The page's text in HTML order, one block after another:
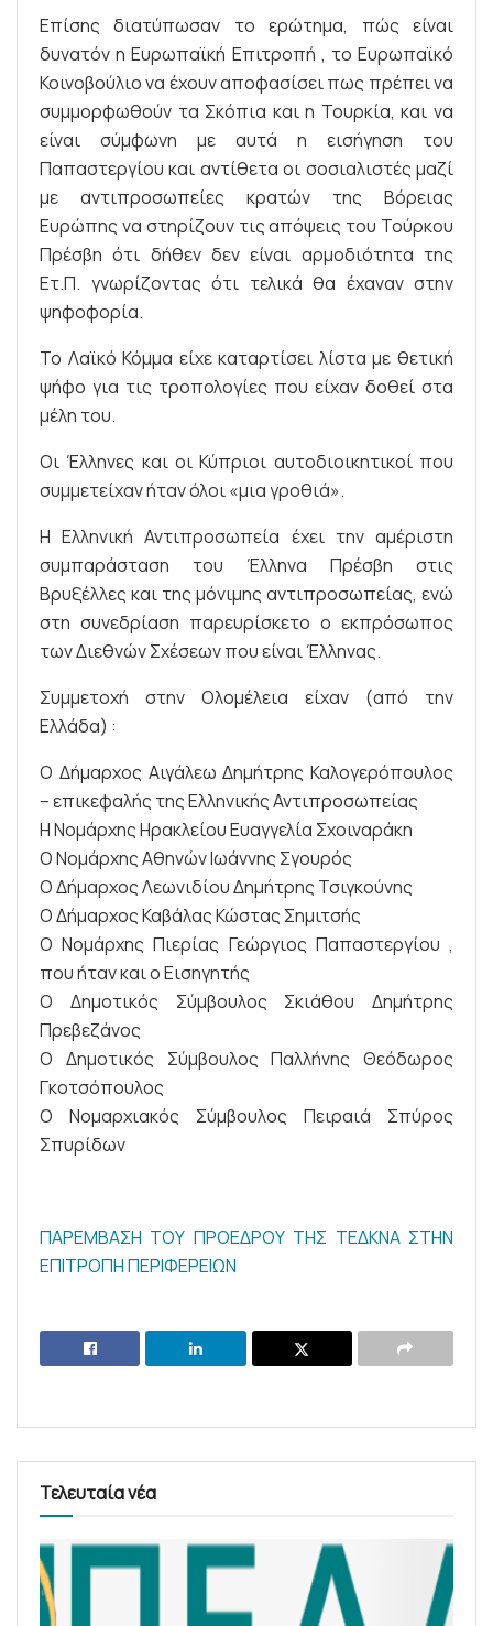
Επίσης διατύπωσαν το ερώτημα, πώς είναι
δυνατόν η Ευρωπαϊκή Επιτροπή , το Ευρωπαϊκό
Κοινοβούλιο να έχουν αποφασίσει πως πρέπει να
συμμορφωθούν τα Σκόπια και η Τουρκία, και να
είναι σύμφωνη με αυτά η εισήγηση του
Παπαστεργίου και αντίθετα οι σοσιαλιστές μαζί
με αντιπροσωπείες κρατών της Βόρειας
Ευρώπης να στηρίζουν τις απόψεις του Τούρκου
Πρέσβη ότι δήθεν δεν είναι αρμοδιότητα της
Ετ.Π. γνωρίζοντας ότι τελικά θα έχαναν στην
ψηφοφορία.
Το Λαϊκό Κόμμα είχε καταρτίσει λίστα με θετική
ψήφο για τις τροπολογίες που είχαν δοθεί στα
μέλη του.
Οι Έλληνες και οι Κύπριοι αυτοδιοικητικοί που
συμμετείχαν ήταν όλοι «μια γροθιά».
Η Ελληνική Αντιπροσωπεία έχει την αμέριστη
συμπαράσταση του Έλληνα Πρέσβη στις
Βρυξέλλες και της μόνιμης αντιπροσωπείας, ενώ
στη συνεδρίαση παρευρίσκετο ο εκπρόσωπος
των Διεθνών Σχέσεων που είναι Έλληνας.
Συμμετοχή στην Ολομέλεια είχαν (από την
Ελλάδα) :
Ο Δήμαρχος Αιγάλεω Δημήτρης Καλογερόπουλος
– επικεφαλής της Ελληνικής Αντιπροσωπείας
Η Νομάρχης Ηρακλείου Ευαγγελία Σχοιναράκη
Ο Νομάρχης Αθηνών Ιωάννης Σγουρός
Ο Δήμαρχος Λεωνιδίου Δημήτρης Τσιγκούνης
Ο Δήμαρχος Καβάλας Κώστας Σημιτσής
Ο Νομάρχης Πιερίας Γεώργιος Παπαστεργίου ,
που ήταν και ο Εισηγητής
Ο Δημοτικός Σύμβουλος Σκιάθου Δημήτρης
Πρεβεζάνος
Ο Δημοτικός Σύμβουλος Παλλήνης Θεόδωρος
Γκοτσόπουλος
Ο Νομαρχιακός Σύμβουλος Πειραιά Σπύρος
Σπυρίδων
ΠΑΡΕΜΒΑΣΗ ΤΟΥ ΠΡΟΕΔΡΟΥ ΤΗΣ ΤΕΔΚΝΑ ΣΤΗΝ
ΕΠΙΤΡΟΠΗ ΠΕΡΙΦΕΡΕΙΩΝ
Τελευταία νέα